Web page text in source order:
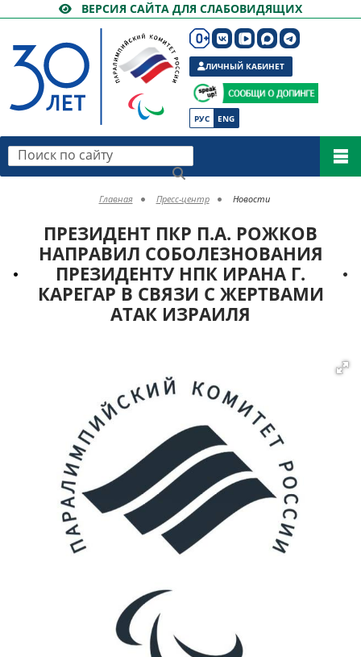
ВЕРСИЯ САЙТА ДЛЯ СЛАБОВИДЯЩИХ
РУС ENG
ЛИЧНЫЙ КАБИНЕТ
Поиск по сайту
Главная Пресс-центр Новости
ПРЕЗИДЕНТ ПКР П.А. РОЖКОВ
НАПРАВИЛ СОБОЛЕЗНОВАНИЯ
ПРЕЗИДЕНТУ НПК ИРАНА Г.
КАРЕГАР В СВЯЗИ С ЖЕРТВАМИ
АТАК ИЗРАИЛЯ